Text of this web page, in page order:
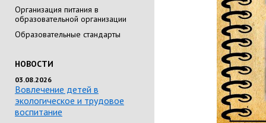
Организация питания в
образовательной организации
Образовательные стандарты
НОВОСТИ
03.08.2026
Вовлечение детей в
экологическое и трудовое
воспитание